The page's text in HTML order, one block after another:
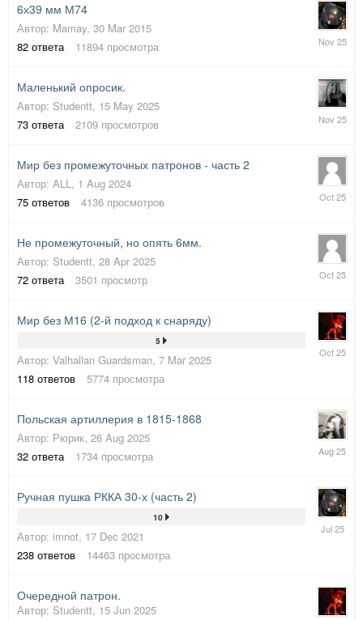
6х39 мм М74
Автор: Mamay, 30 Mar 2015
82 ответа 11894 просмотра
21
Маленький опросик.
Автор: Studentt, 15 May 2025
73 ответа 2109 просмотров
4
Мир без промежуточных патронов - часть 2
Автор: ALL, 1 Aug 2024
75 ответов 4136 просмотров
31
Не промежуточный, но опять 6мм.
Автор: Studentt, 28 Apr 2025
72 ответа 3501 просмотр
23
Мир без М16 (2-й подход к снаряду)
5
Автор: Valhallan Guardsman, 7 Mar 2025
118 ответов 5774 просмотра
3
Польская артиллерия в 1815-1868
Автор: Рюрик, 26 Aug 2025
32 ответа 1734 просмотра
29
Aug
Ручная пушка РККА 30-х (часть 2)
10
Автор: imnot, 17 Dec 2021
238 ответов 14463 просмотра
11
Очередной патрон.
Автор: Studentt, 15 Jun 2025